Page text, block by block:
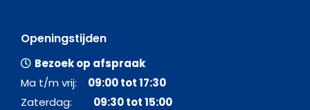
Openingstijden
Bezoek op afspraak
Ma t/m vrij: 09:00 tot 17:30
Zaterdag: 09:30 tot 15:00